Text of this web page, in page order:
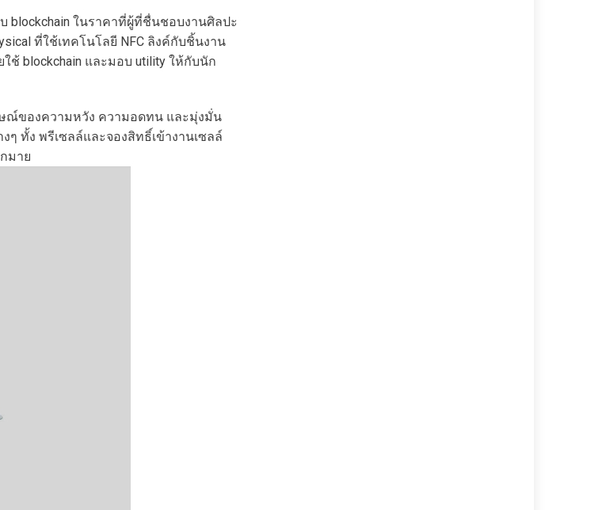
blockchain ในราคาที่ผู้ที่ชื่นชอบงานศิลปะ
ที่ใช้เทคโนโลยี NFC ลิงค์กับชิ้นงาน
ช้ blockchain และมอบ utility ให้กับนัก
ษณ์ของความหวัง ความอดทน และมุ่งมั่น
ทั้ง พรีเซลล์และจองสิทธิ์เข้างานเซลล์
มาย